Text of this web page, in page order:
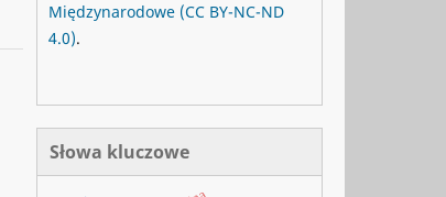
Międzynarodowe (CC BY-NC-ND
4.0).
Słowa kluczowe